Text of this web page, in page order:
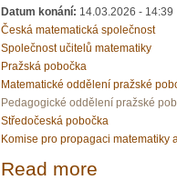
Datum konání: 14.03.2026 - 14:39
Česká matematická společnost
Společnost učitelů matematiky
Pražská pobočka
Matematické oddělení pražské
Pedagogické oddělení pražské
Středočeská pobočka
Komise pro propagaci matematiky
Read more